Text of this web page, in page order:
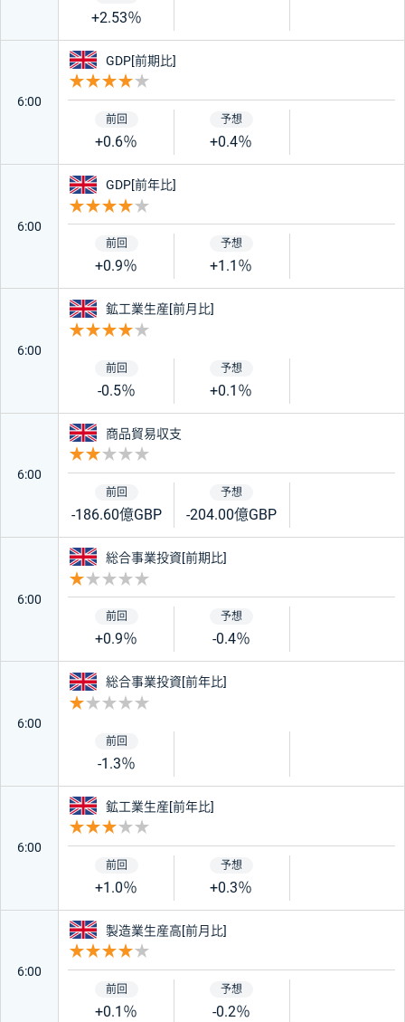
+2.53％
6:00
イギリス
GDP[前期比]
+0.6％ +0.4％
6:00
イギリス
GDP[前年比]
+0.9％ +1.1％
6:00
イギリス
鉱工業生産[前月比]
-0.5％ +0.1％
6:00
イギリス
商品貿易収支
-186.60億GBP -204.00億GBP
6:00
イギリス
総合事業投資[前期比]
+0.9％ -0.4％
6:00
イギリス
総合事業投資[前年比]
-1.3％
6:00
イギリス
鉱工業生産[前年比]
+1.0％ +0.3％
6:00
イギリス
製造業生産高[前月比]
+0.1％ -0.2％